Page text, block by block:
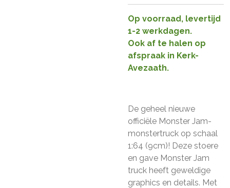
Op voorraad, levertijd
1-2 werkdagen.
Ook af te halen op
afspraak in Kerk-
Avezaath.
De geheel nieuwe
officiële Monster Jam-
monstertruck op schaal
1:64 (9cm)! Deze stoere
en gave Monster Jam
truck heeft geweldige
graphics en details. Met